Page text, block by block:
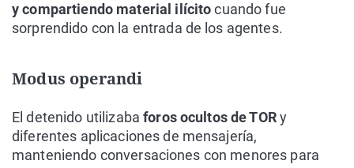
y compartiendo material ilícitocuando fue
sorprendido con la entrada de los agentes.
Modus operandi
El detenido utilizabaforos ocultos de TORy
diferentes aplicaciones de mensajería,
manteniendo conversaciones con menores para